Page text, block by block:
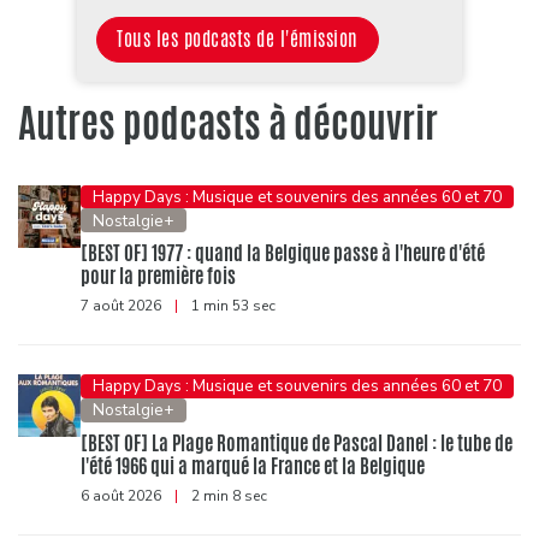
Tous les podcasts de l'émission
Autres podcasts à découvrir
Happy Days : Musique et souvenirs des années 60 et 70
Nostalgie+
[BEST OF] 1977 : quand la Belgique passe à l'heure d'été
pour la première fois
7 août 2026 | 1 min 53 sec
Happy Days : Musique et souvenirs des années 60 et 70
Nostalgie+
[BEST OF] La Plage Romantique de Pascal Danel : le tube de
l'été 1966 qui a marqué la France et la Belgique
6 août 2026 | 2 min 8 sec